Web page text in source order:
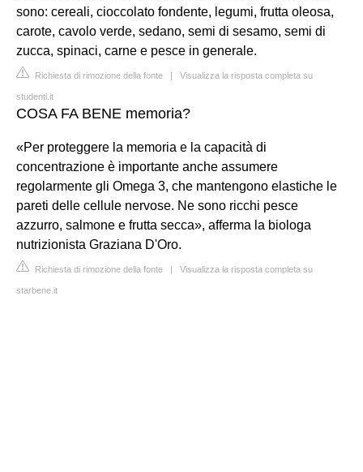
sono: cereali, cioccolato fondente, legumi, frutta oleosa,
carote, cavolo verde, sedano, semi di sesamo, semi di
zucca, spinaci, carne e pesce in generale.
Richiesta di rimozione della fonte | Visualizza la risposta completa su
studenti.it
COSA FA BENE memoria?
«Per proteggere la memoria e la capacità di
concentrazione è importante anche assumere
regolarmente gli Omega 3, che mantengono elastiche le
pareti delle cellule nervose. Ne sono ricchi pesce
azzurro, salmone e frutta secca», afferma la biologa
nutrizionista Graziana D'Oro.
Richiesta di rimozione della fonte | Visualizza la risposta completa su
starbene.it